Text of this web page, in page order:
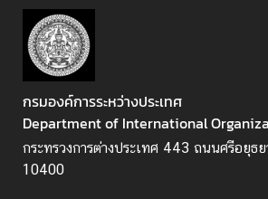
ก
ง
า
น
Q
&
A
กรมองค์การระหว่างประเทศ
Department of International
กระทรวงการต่างประเทศ 443 ถนนศรีอยุธ
10400